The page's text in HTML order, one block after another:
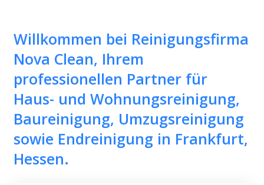
Willkommen bei Reinigungsfirma
Nova Clean, Ihrem
professionellen Partner für
Haus- und Wohnungsreinigung,
Baureinigung, Umzugsreinigung
sowie Endreinigung in Frankfurt,
Hessen.